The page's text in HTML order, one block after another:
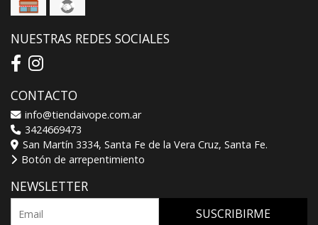
NUESTRAS REDES SOCIALES
CONTACTO
info@tiendaivope.com.ar
3424669473
San Martín 3334, Santa Fe de la Vera Cruz, Santa Fe.
Botón de arrepentimiento
NEWSLETTER
SUSCRIBIRME